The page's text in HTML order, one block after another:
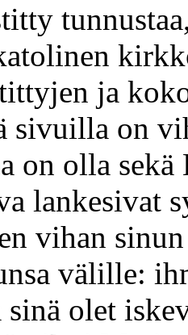
ja
sivuilla on
on olla
lankesivat
vihan
välille:
olet